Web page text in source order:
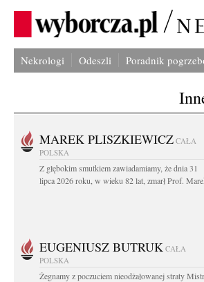
Nekrologi Odeszli Poradnik
MAREK PLISZKIEWICZ CAŁA
POLSKA
Z głębokim smutkiem zawiadamiamy, że dnia 31
lipca 2026 roku, w wieku 82 lat, zmarł Prof.
EUGENIUSZ BUTRUK CAŁA
POLSKA
Żegnamy z poczuciem nieodżałowanej straty